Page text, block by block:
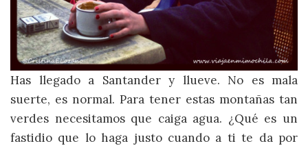
Has llegado a Santander y llueve. No es mala
suerte, es normal. Para tener estas montañas tan
verdes necesitamos que caiga agua. ¿Qué es un
fastidio que lo haga justo cuando a ti te da por